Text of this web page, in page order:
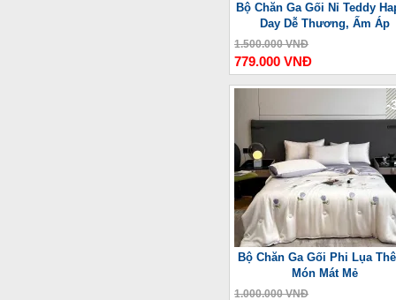
Bộ Chăn Ga Gối Nỉ Teddy
Day Dễ Thương, Ấm Áp
1.500.000 VNĐ
779.000 VNĐ
-
Bộ Chăn Ga Gối Phi Lụa
Món Mát Mẻ
1.000.000 VNĐ